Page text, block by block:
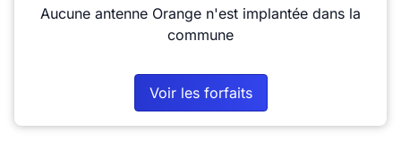
Aucune antenne Orange n'est implantée dans la
commune
Voir les forfaits